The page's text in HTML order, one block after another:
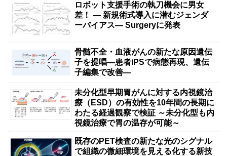
ロボット支援手術の執刀機会に男女
差！ — 新規術式導入に潜むジェンダ
ーバイアス— Surgeryに発表
骨髄不全・血液がんの新たな原因遺伝
子を提唱―患者iPSで病態再現、遺伝
子編集で改善―
未分化型早期胃がんに対する内視鏡治
療（ESD）の有効性を10年間の長期に
わたる経過観察で検証 ～未分化型も内
視鏡治療で胃の温存が可能～
既存のPET検査の新たな光のシグナル
で組織の微細環境を見える化する新技